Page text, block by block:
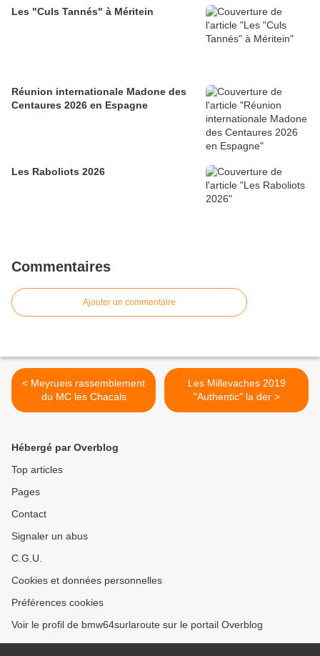
Les "Culs Tannés" à Méritein
Réunion internationale Madone des
Centaures 2026 en Espagne
Les Raboliots 2026
Commentaires
Ajouter un commentaire
< Meyrueis rassemblement
du MC les Chacals
Les Millevaches 2019
"Authentic" la der >
Hébergé par Overblog
Top articles
Pages
Contact
Signaler un abus
C.G.U.
Cookies et données personnelles
Préférences cookies
Voir le profil de bmw64surlaroute sur le portail Overblog